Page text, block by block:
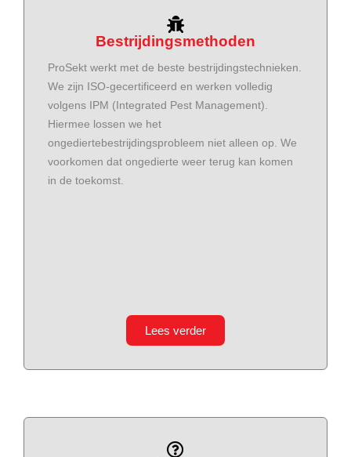
Bestrijdingsmethoden
ProSekt werkt met de beste bestrijdingstechnieken.
We zijn ISO-gecertificeerd en werken volledig
volgens IPM (Integrated Pest Management).
Hiermee lossen we het
ongediertebestrijdingsprobleem niet alleen op. We
voorkomen dat ongedierte weer terug kan komen
in de toekomst.
Lees verder